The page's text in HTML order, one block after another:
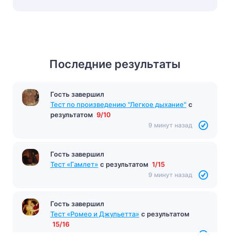
Последние результаты
Гость завершил
Тест по произведению "Легкое дыхание" с
результатом 9/10
9 минут назад
Гость завершил
Тест «Гамлет» с результатом 1/15
9 минут назад
Гость завершил
Тест «Ромео и Джульетта» с результатом
15/16